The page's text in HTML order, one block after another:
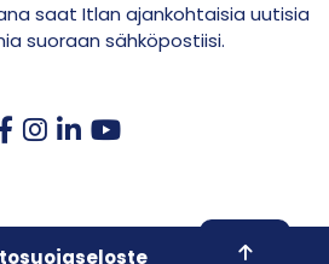
Skroll to
saat Itlan ajankohtaisia uutisia
suoraan sähköpostiisi.